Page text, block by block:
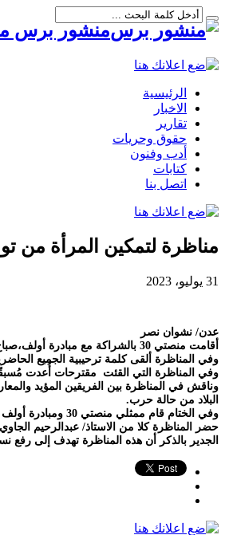
منشور برس
الرئيسية
الاخبار
تقارير
حقوق وحريات
أدب وفنون
كتابات
اتصل بنا
مناظرة لتمكين المرأة من
31 يوليو، 2023
عدن/ نشوان نصر
أقامت منصتي 30 بالشراكة مع مبادرة أولف،صباح اليوم الأثنين، في قاعة ليلتي بمديرية المعلا بعدن، مناظرة حول تمكين المرأة من تولي المناصب القيادية في السلطة المحلية.
وفي المناظرة ألقى كلمة ترحيبية الجميع
وفي المناظرة التي القئت مقترحات أُعدت
وناقش في المناظرة بين الفريقين المؤيد
البلاد من حالة حرب.
وفي الختام قام ممثلي منصتي 30 ومبادرة أولف بتكريم المشاركين في كلا الفريقين بشهادات تقديرية نظير ما قدموه في المناظرة.
حضر المناظرة كلا من الاستاذ/ عبدالرحيم
الجدير بالذكر أن هذه المناظرة تهدف إلى رفع